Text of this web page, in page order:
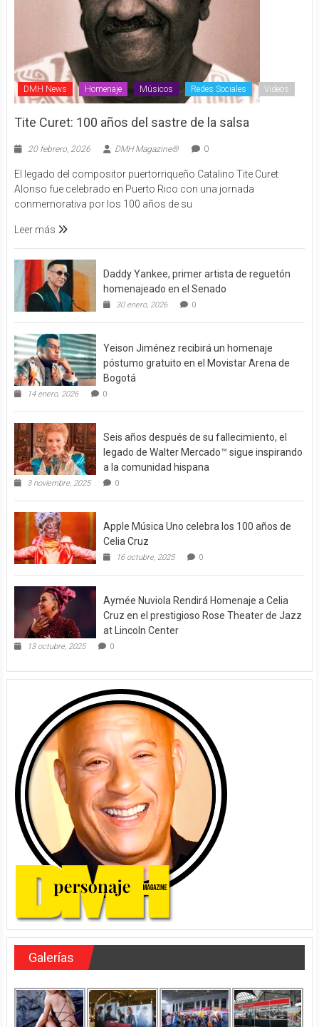
DMH News Homenaje Músicos Redes Sociales Videos
Tite Curet: 100 años del sastre de la salsa
20 febrero, 2026 DMH Magazine® 0
El legado del compositor puertorriqueño Catalino Tite Curet
Alonso fue celebrado en Puerto Rico con una jornada
conmemorativa por los 100 años de su
Leer más
Daddy Yankee, primer artista de reguetón
homenajeado en el Senado
30 enero, 2026 0
Yeison Jiménez recibirá un homenaje
póstumo gratuito en el Movistar Arena de
Bogotá
14 enero, 2026 0
Seis años después de su fallecimiento, el
legado de Walter Mercado™ sigue inspirando
a la comunidad hispana
3 noviembre, 2025 0
Apple Música Uno celebra los 100 años de
Celia Cruz
16 octubre, 2025 0
Aymée Nuviola Rendirá Homenaje a Celia
Cruz en el prestigioso Rose Theater de Jazz
at Lincoln Center
13 octubre, 2025 0
Galerías